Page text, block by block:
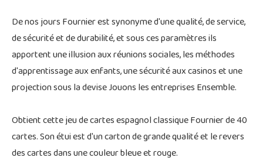
De nos jours Fournier est synonyme d'une qualité, de service,
de sécurité et de durabilité, et sous ces paramètres ils
apportent une illusion aux réunions sociales, les méthodes
d'apprentissage aux enfants, une sécurité aux casinos et une
projection sous la devise Jouons les entreprises Ensemble.
Obtient cette jeu de cartes espagnol classique Fournier de 40
cartes. Son étui est d'un carton de grande qualité et le revers
des cartes dans une couleur bleue et rouge.